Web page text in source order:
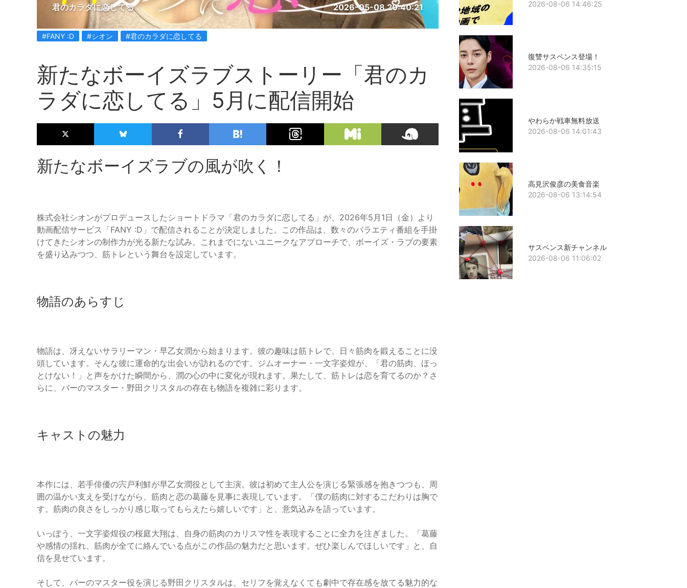
君のカラダに恋してる 2026-05-08 20:40:21
#FANY :D #シオン #君のカラダに恋してる
新たなボーイズラブストーリー「君のカ
ラダに恋してる」5月に配信開始
新たなボーイズラブの風が吹く！
株式会社シオンがプロデュースしたショートドラマ「君のカラダに恋してる」が、2026年5月1日（金）より
動画配信サービス「FANY :D」で配信されることが決定しました。この作品は、数々のバラエティ番組を手掛
けてきたシオンの制作力が光る新たな試み。これまでにないユニークなアプローチで、ボーイズ・ラブの要素
を盛り込みつつ、筋トレという舞台を設定しています。
物語のあらすじ
物語は、冴えないサラリーマン・早乙女潤から始まります。彼の趣味は筋トレで、日々筋肉を鍛えることに没
頭しています。そんな彼に運命的な出会いが訪れるのです。ジムオーナー・一文字姿煌が、「君の筋肉、ほっ
とけない！」と声をかけた瞬間から、潤の心の中に変化が現れます。果たして、筋トレは恋を育てるのか？さ
らに、バーのマスター・野田クリスタルの存在も物語を複雑に彩ります。
キャストの魅力
本作には、若手俳優の宍戸利鮮が早乙女潤役として主演。彼は初めて主人公を演じる緊張感を抱きつつも、周
囲の温かい支えを受けながら、筋肉と恋の葛藤を見事に表現しています。「僕の筋肉に対するこだわりは胸で
す。筋肉の良さをしっかり感じ取ってもらえたら嬉しいです」と、意気込みを語っています。
いっぽう、一文字姿煌役の桜庭大翔は、自身の筋肉のカリスマ性を表現することに全力を注ぎました。「葛藤
や感情の揺れ、筋肉が全てに絡んでいる点がこの作品の魅力だと思います。ぜひ楽しんでほしいです」と、自
信を見せています。
そして、バーのマスター役を演じる野田クリスタルは、セリフを覚えなくても劇中で存在感を放てる魅力的な
2026-08-06 14:46:25
復讐サスペンス登場！
2026-08-06 14:35:15
やわらか戦車無料放送
2026-08-06 14:01:43
高見沢俊彦の美食音楽
2026-08-06 13:14:54
サスペンス新チャンネル
2026-08-06 11:06:02